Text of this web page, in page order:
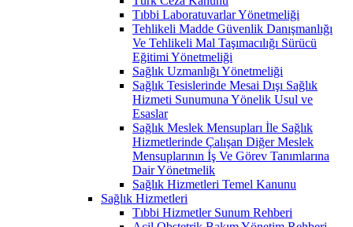
Tıbbi Laboratuvarlar Yönetmeliği
Tehlikeli Madde Güvenlik Danışmanlığı
Ve Tehlikeli Mal Taşımacılığı Sürücü
Eğitimi Yönetmeliği
Sağlık Uzmanlığı Yönetmeliği
Sağlık Tesislerinde Mesai Dışı Sağlık
Hizmeti Sunumuna Yönelik Usul ve
Esaslar
Sağlık Meslek Mensupları İle Sağlık
Hizmetlerinde Çalışan Diğer Meslek
Mensuplarının İş Ve Görev Tanımlarına
Dair Yönetmelik
Sağlık Hizmetleri Temel Kanunu
Sağlık Hizmetleri
Tıbbi Hizmetler Sunum Rehberi